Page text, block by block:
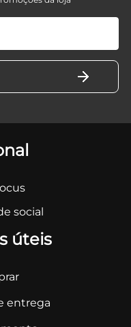
social
úteis
entrega